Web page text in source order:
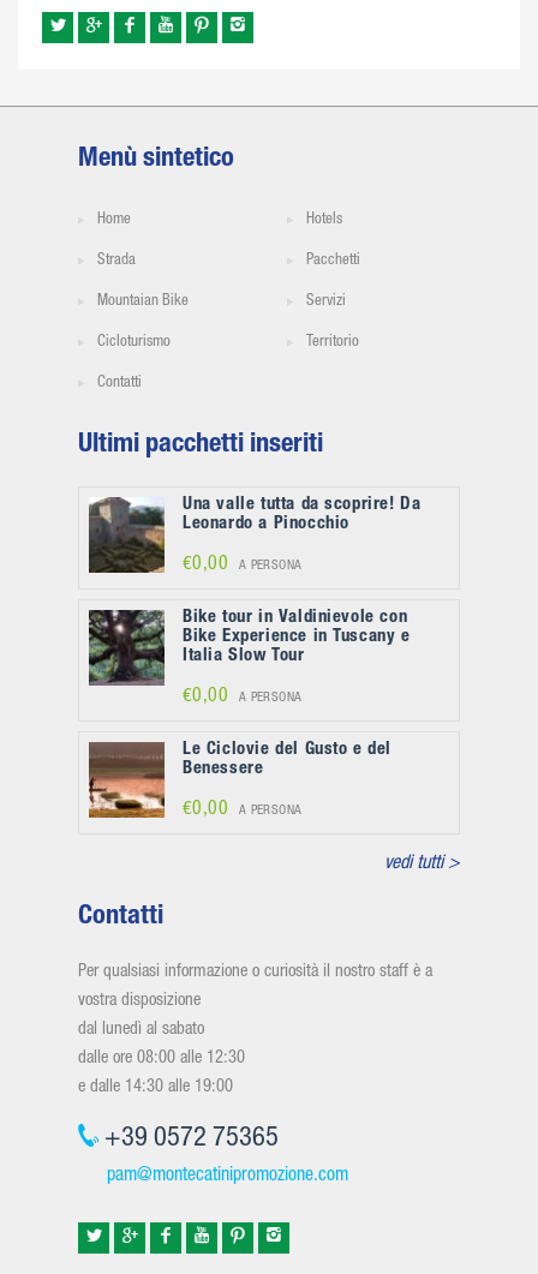
Menù sintetico
Home Hotels
Strada Pacchetti
Mountaian Bike Servizi
Cicloturismo Territorio
Contatti
Ultimi pacchetti inseriti
Una valle tutta da scoprire! Da
Leonardo a Pinocchio
€0,00 A PERSONA
Bike tour in Valdinievole con
Bike Experience in Tuscany e
Italia Slow Tour
€0,00 A PERSONA
Le Ciclovie del Gusto e del
Benessere
€0,00 A PERSONA
vedi tutti >
Contatti
Per qualsiasi informazione o curiosità il nostro staff è a
vostra disposizione
dal lunedì al sabato
dalle ore 08:00 alle 12:30
e dalle 14:30 alle 19:00
+39 0572 75365
pam@montecatinipromozione.com